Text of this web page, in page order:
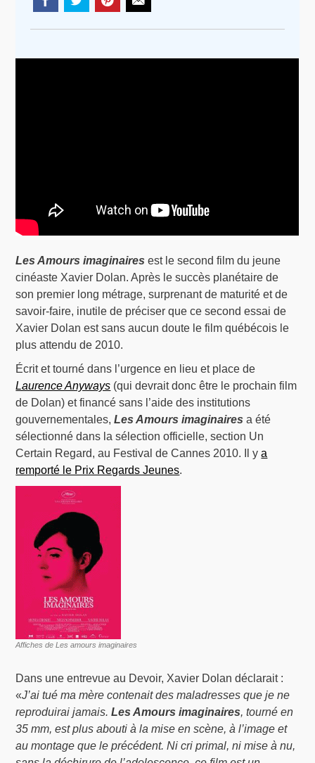
Les Amours imaginaires est le second film du jeune
cinéaste Xavier Dolan. Après le succès planétaire de
son premier long métrage, surprenant de maturité et de
savoir-faire, inutile de préciser que ce second essai de
Xavier Dolan est sans aucun doute le film québécois le
plus attendu de 2010.
Écrit et tourné dans l’urgence en lieu et place de
Laurence Anyways (qui devrait donc être le prochain film
de Dolan) et financé sans l’aide des institutions
gouvernementales,Les Amours imaginaires a été
sélectionné dans la sélection officielle, section Un
Certain Regard, au Festival de Cannes 2010. Il ya
remporté le Prix Regards Jeunes.
Affiches de Les amours imaginaires
Dans une entrevue au Devoir, Xavier Dolan déclarait :
«J’ai tué ma mère contenait des maladresses que je ne
reproduirai jamais.Les Amours imaginaires, tourné en
35 mm, est plus abouti à la mise en scène, à l’image et
au montage que le précédent. Ni cri primal, ni mise à nu,